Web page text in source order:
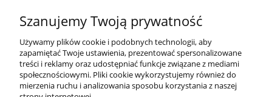
Modele o dużej sztywności: Idealne dla nurków technicznych i
osób używających suchego skafandra, zapewniające potężny ciąg
przy kopnięciu żabką (frog kick).
Najlepsze marki płetw paskowych w
Divepl.pl
Szanujemy Twoją prywatność
Używamy plików cookie i podobnych technologii, aby
zapamiętać Twoje ustawienia, prezentować spersonalizowane
treści i reklamy oraz udostępniać funkcje związane z mediami
społecznościowymi. Pliki cookie wykorzystujemy również do
mierzenia ruchu i analizowania sposobu korzystania z naszej